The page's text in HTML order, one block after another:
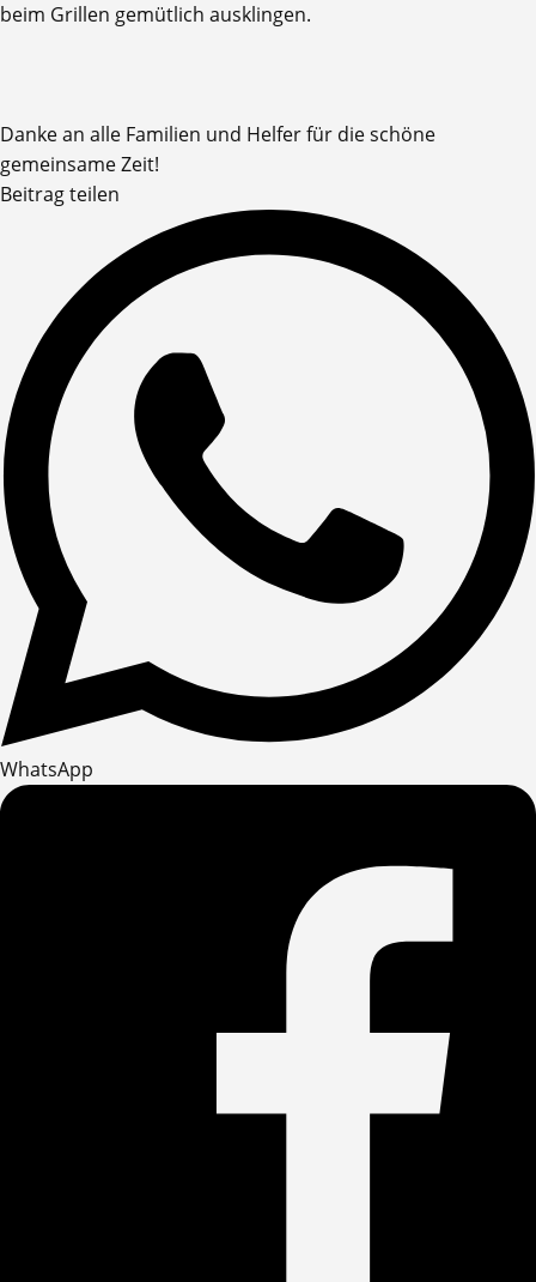
beim Grillen gemütlich ausklingen.
Danke an alle Familien und Helfer für die schöne
gemeinsame Zeit!
Beitrag teilen
WhatsApp